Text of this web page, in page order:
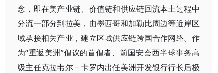
念，即在美产业链、价值链和供应链回流本土过程中
分流一部分到拉美，由墨西哥和加勒比周边等近岸区
域承接相关产业，建立区域供应链跨国合作网络。作
为“重返美洲”倡议的首倡者、前国安会西半球事务高
级主任克拉韦尔－卡罗内出任美洲开发银行行长后极